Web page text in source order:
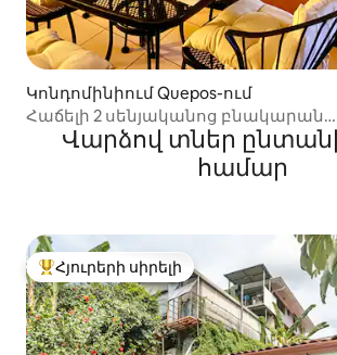
Կոնդոմինիում Quepos-ում
Հաճելի 2 սենյականոց բնակարան
հանգստավայրում Քեպոսում 208
Վարձով տներ
համար
Հյուրերի սիրելի լավագույն տները
Հյուրերի սիրելի